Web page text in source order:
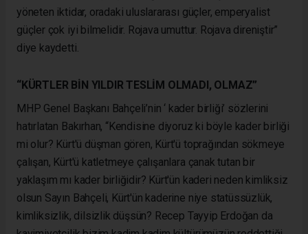
yöneten iktidar, oradaki uluslararası güçler, emperyalist
güçler çok iyi bilmelidir. Rojava umuttur. Rojava direniştir”
diye kaydetti.
“KÜRTLER BİN YILDIR TESLİM OLMADI, OLMAZ”
MHP Genel Başkanı Bahçeli’nin ‘ kader birliği’ sözlerini
hatırlatan Bakırhan, “Kendisine diyoruz ki böyle kader birliği
mi olur? Kürt'ü düşman gören, Kürt'ü toprağından sökmeye
çalışan, Kürt'ü katletmeye çalışanlara çanak tutan bir
yaklaşım mı kader birliğidir? Kürt'ün kaderi neden kimliksiz
olsun Sayın Bahçeli, Kürt'ün kaderine niye statüssüzlük,
kimliksizlik, dilsizlik düşsün? Recep Tayyip Erdoğan da